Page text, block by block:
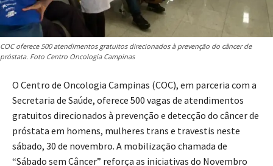
COC oferece 500 atendimentos gratuitos direcionados à prevenção do câncer de
próstata. Foto Centro Oncologia Campinas
O Centro de Oncologia Campinas (COC), em parceria com a
Secretaria de Saúde, oferece 500 vagas de atendimentos
gratuitos direcionados à prevenção e detecção do câncer de
próstata em homens, mulheres trans e travestis neste
sábado, 30 de novembro. A mobilização chamada de
“Sábado sem Câncer” reforça as iniciativas do Novembro